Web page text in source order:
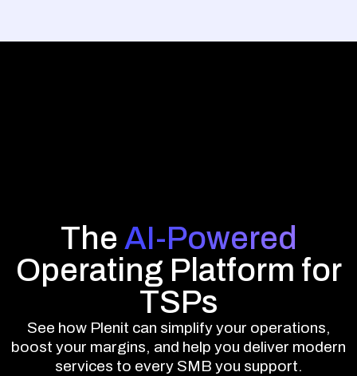
The AI-Powered
Operating Platform for
TSPs
See how Plenit can simplify your operations,
boost your margins, and help you deliver modern
services to every SMB you support.